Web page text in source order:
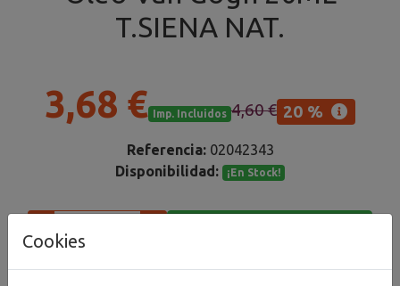
T.SIENA NAT.
3,68 € Imp. Incluidos 4,60 € 20 %
Referencia: 02042343
Disponibilidad:
¡En Stock!
Compartir
Cookies